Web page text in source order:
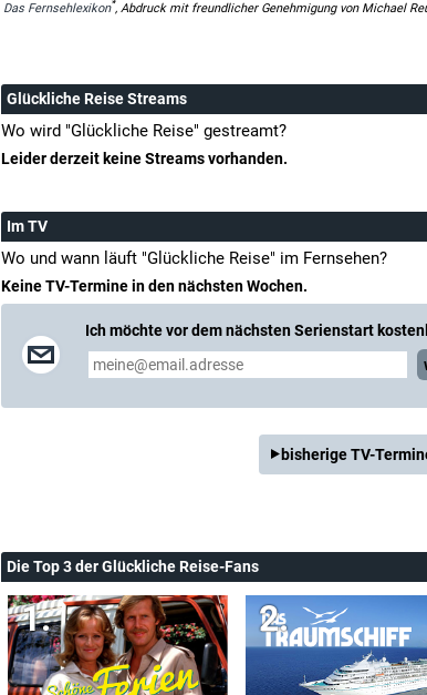
Das Fernsehlexikon*, Abdruck mit freundlicher Genehmigung von Michael
Glückliche Reise Streams
Wo wird "Glückliche Reise" gestreamt?
Leider derzeit keine Streams vorhanden.
Im TV
Wo und wann läuft "Glückliche Reise" im Fernsehen?
Keine TV-Termine in den nächsten Wochen.
Ich möchte vor dem nächsten Serienstart
bisherige TV-
Die Top 3 der Glückliche Reise-Fans